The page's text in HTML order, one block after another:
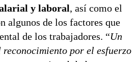
y laboral, así como el
algunos de los factores que
de los trabajadores. “Un
por el esfuerzo